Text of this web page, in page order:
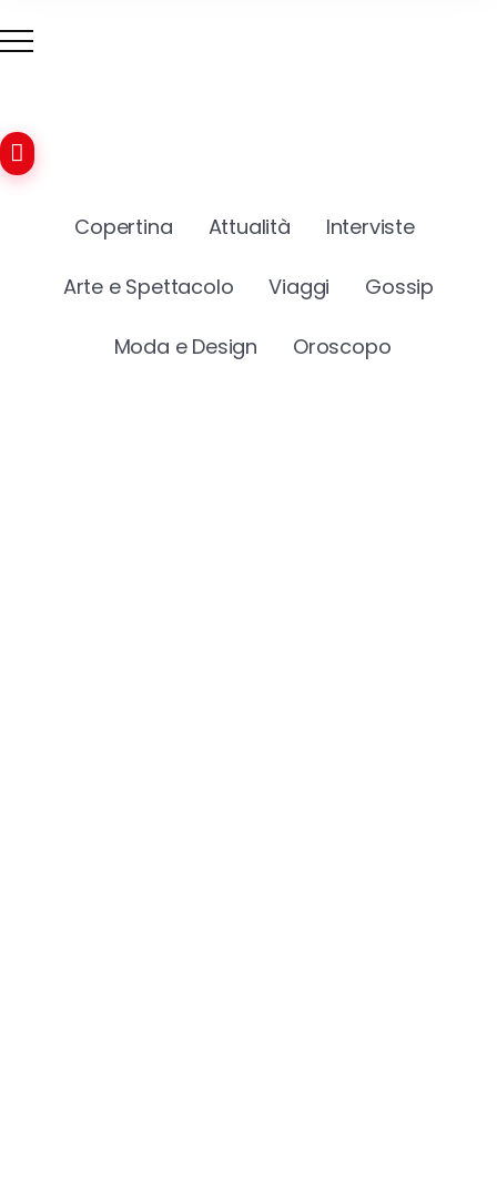
Copertina Attualità Interviste
Arte e Spettacolo Viaggi Gossip
Moda e Design Oroscopo